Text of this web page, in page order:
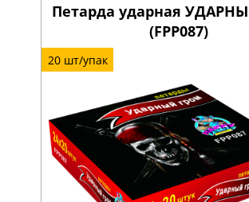
Петарда ударная
(FPP087)
20 шт/упак